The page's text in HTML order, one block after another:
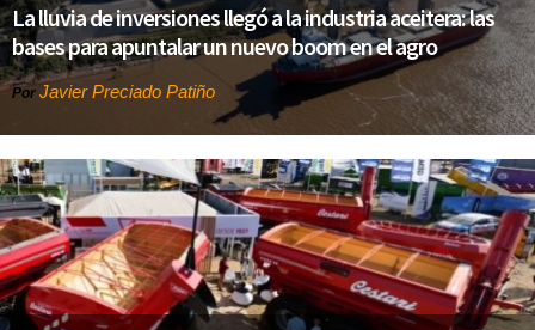
La lluvia de inversiones llegó a la industria aceitera: las
bases para apuntalar un nuevo boom en el agro
Por Javier Preciado Patiño